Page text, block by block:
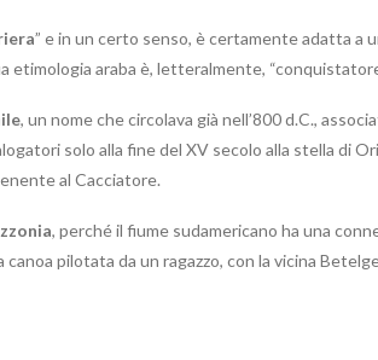
” e in un certo senso, è certamente adatta a
etimologia araba è, letteralmente,
, un nome che circolava già nell’800 d.C.,
solo alla fine del XV secolo alla stella di
al Cacciatore.
, perché il fiume sudamericano ha una
pilotata da un ragazzo, con la vicina